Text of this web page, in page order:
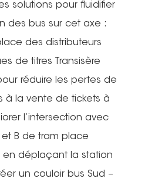
solutions pour fluidifier
des bus sur cet axe :
des distributeurs
de titres Transisère
réduire les pertes de
à la vente de tickets à
l’intersection avec
et B de tram place
en déplaçant la station
un couloir bus Sud –
Véloparade des
Véloparade des
Balades à vélo
Vélos blancs
Rando sans auto
Cyclistes, brillez !
Nous faire
intervenir
adulte
Cours collectifs de
adultes
Vélo Égaux : Favoriser
au vélo pour toutes et
Vélo École
Vélo Égaux : Favoriser
au vélo pour toutes et
Cours collectifs de
Nos
Magazine ADTC-Infos
Communiqués de
Association